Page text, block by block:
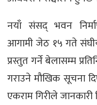
नयाँ संसद् भवन
आगामी जेठ १५ गते
प्रस्तुत गर्ने बेलासम्म
गराउने मौखिक सूचना
एकराम गिरीले जानकारी